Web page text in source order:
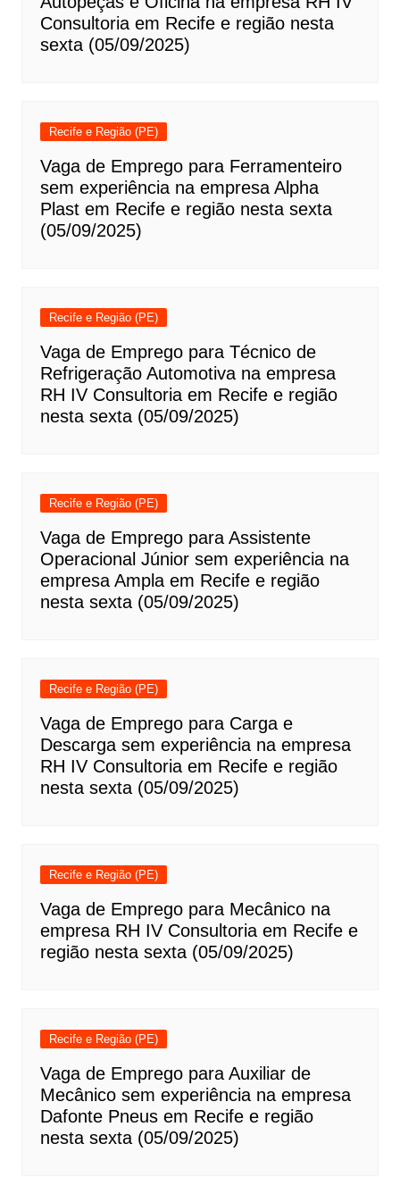
Consultoria em Recife e região nesta
sexta (05/09/2025)
Recife e Região (PE)
Vaga de Emprego para Ferramenteiro
sem experiência na empresa Alpha
Plast em Recife e região nesta sexta
(05/09/2025)
Recife e Região (PE)
Vaga de Emprego para Técnico de
Refrigeração Automotiva na empresa
RH IV Consultoria em Recife e região
nesta sexta (05/09/2025)
Recife e Região (PE)
Vaga de Emprego para Assistente
Operacional Júnior sem experiência na
empresa Ampla em Recife e região
nesta sexta (05/09/2025)
Recife e Região (PE)
Vaga de Emprego para Carga e
Descarga sem experiência na empresa
RH IV Consultoria em Recife e região
nesta sexta (05/09/2025)
Recife e Região (PE)
Vaga de Emprego para Mecânico na
empresa RH IV Consultoria em Recife e
região nesta sexta (05/09/2025)
Recife e Região (PE)
Vaga de Emprego para Auxiliar de
Mecânico sem experiência na empresa
Dafonte Pneus em Recife e região
nesta sexta (05/09/2025)